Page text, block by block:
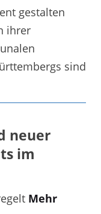
gestalten
ihrer
sind
neuer
im
Mehr